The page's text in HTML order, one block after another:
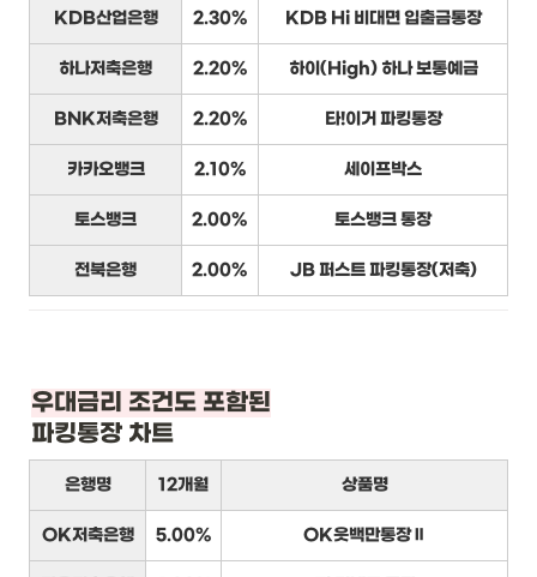
KDB산업은행 2.30% KDB Hi 비대면 입출금통장
하나저축은행 2.20% 하이(High) 하나 보통예금
BNK저축은행 2.20% 타!이거 파킹통장
카카오뱅크 2.10% 세이프박스
토스뱅크 2.00% 토스뱅크 통장
전북은행 2.00% JB 퍼스트 파킹통장(저축)
우대금리 조건도 포함된
파킹통장 차트
은행명 12개월 상품명
OK저축은행 5.00% OK읏백만통장Ⅱ